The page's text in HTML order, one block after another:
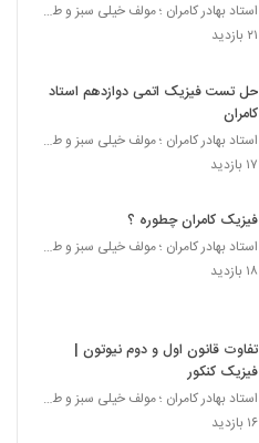
استاد بهادر کامران ؛ مولف خیلی سبز و طراح قلم چی
۲۱ بازدید
حل تست فیزیک اتمی دوازدهم استاد
کامران
استاد بهادر کامران ؛ مولف خیلی سبز و طراح قلم چی
۱۷ بازدید
فیزیک کامران چطوره ؟
استاد بهادر کامران ؛ مولف خیلی سبز و طراح قلم چی
۱۸ بازدید
تفاوت قانون اول و دوم نیوتون |
فیزیک کنکور
استاد بهادر کامران ؛ مولف خیلی سبز و طراح قلم چی
۱۶ بازدید